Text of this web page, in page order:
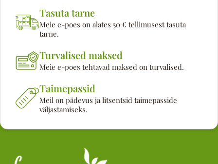
Tasuta tarne
Meie e-poes on alates 50 € tellimusest tasuta
tarne.
Turvalised maksed
Meie e-poes tehtavad maksed on turvalised.
Taimepassid
Meil on pädevus ja litsentsid taimepasside
väljastamiseks.